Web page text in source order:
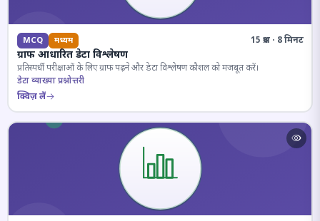
MCQ मध्यम 15 प्रश्न · 8 मिनट
ग्राफ आधारित डेटा विश्लेषण
प्रतिस्पर्धी परीक्षाओं के लिए ग्राफ पढ़ने और डेटा विश्लेषण कौशल को मजबूत करें।
डेटा व्याख्या प्रश्नोत्तरी
क्विज़ लें